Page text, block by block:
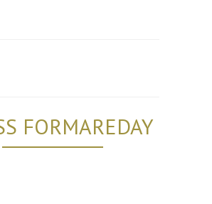
FORMAREDAY